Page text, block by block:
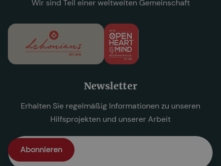
Wir sind Teil einer weltweiten Gemeinschaft
Newsletter
Erhalten Sie regelmäßig Informationen zu unseren
Hilfsprojekten und unserer Arbeit